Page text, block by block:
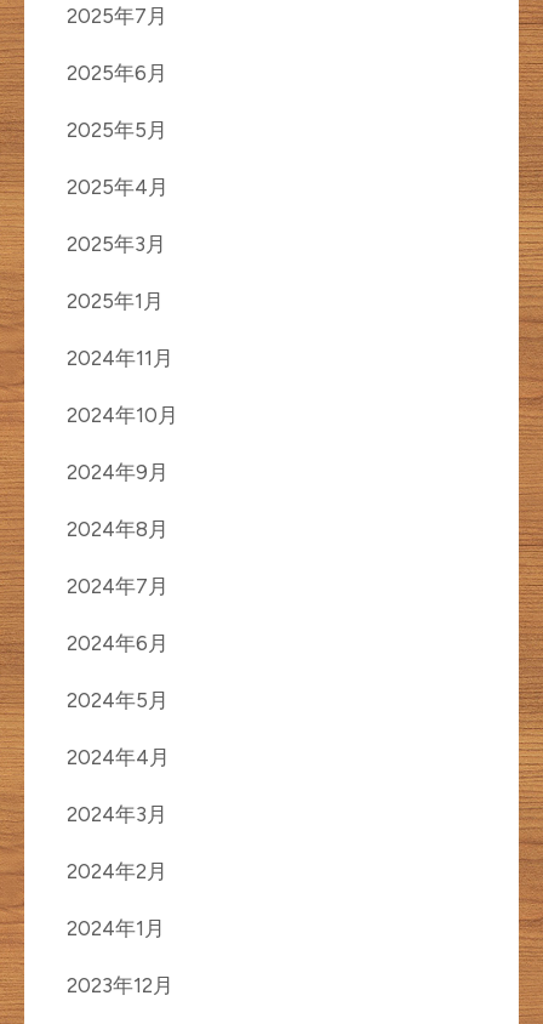
2025年7月
2025年6月
2025年5月
2025年4月
2025年3月
2025年1月
2024年11月
2024年10月
2024年9月
2024年8月
2024年7月
2024年6月
2024年5月
2024年4月
2024年3月
2024年2月
2024年1月
2023年12月